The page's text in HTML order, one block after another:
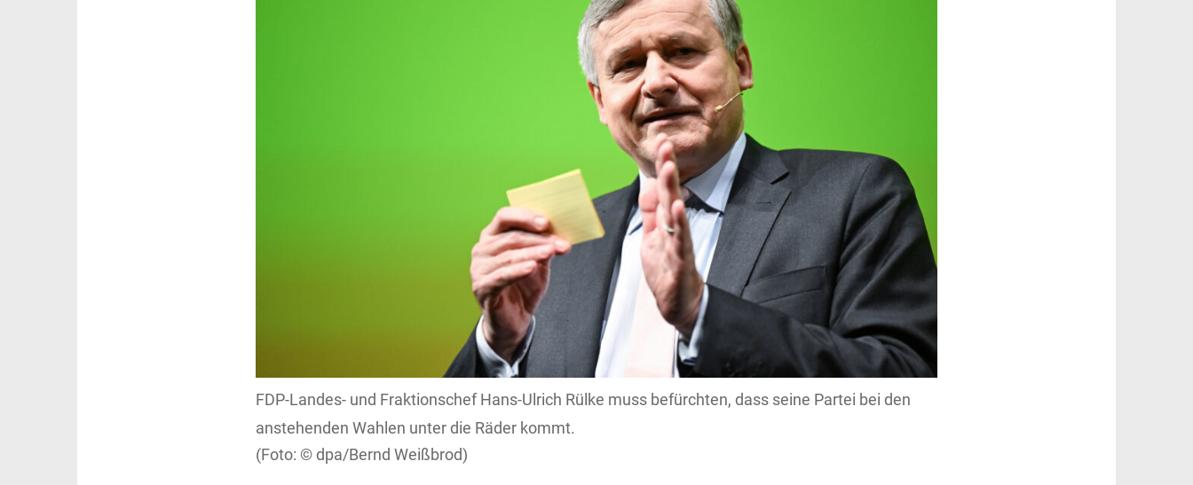
FDP-Landes- und Fraktionschef Hans-Ulrich Rülke muss befürchten, dass seine Partei bei den
anstehenden Wahlen unter die Räder kommt.
dpa/Bernd Weißbrod)